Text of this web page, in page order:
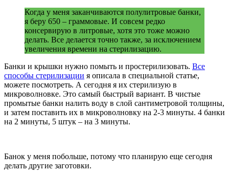
Когда у меня заканчиваются полулитровые банки,
я беру 650 – граммовые. И совсем редко
консервирую в литровые, хотя это тоже можно
делать. Все делается точно также, за исключением
увеличения времени на стерилизацию.
Банки и крышки нужно помыть и простерилизовать. Все
способы стерилизации я описала в специальной статье,
можете посмотреть. А сегодня я их стерилизую в
микроволновке. Это самый быстрый вариант. В чистые
промытые банки налить воду в слой сантиметровой толщины,
и затем поставить их в микроволновку на 2-3 минуты. 4 банки
на 2 минуты, 5 штук – на 3 минуты.
Банок у меня побольше, потому что планирую еще сегодня
делать другие заготовки.